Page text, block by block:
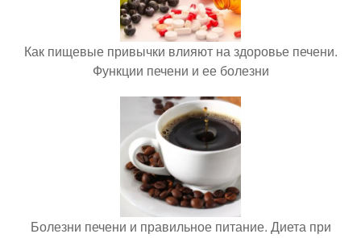
Как пищевые привычки влияют на здоровье печени.
Функции печени и ее болезни
Болезни печени и правильное питание. Диета при